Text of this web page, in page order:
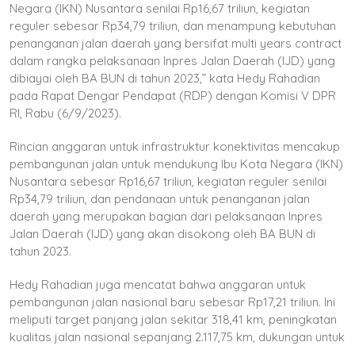
Negara (IKN) Nusantara senilai Rp16,67 triliun, kegiatan
reguler sebesar Rp34,79 triliun, dan menampung kebutuhan
penanganan jalan daerah yang bersifat multi years contract
dalam rangka pelaksanaan Inpres Jalan Daerah (IJD) yang
dibiayai oleh BA BUN di tahun 2023,” kata Hedy Rahadian
pada Rapat Dengar Pendapat (RDP) dengan Komisi V DPR
RI, Rabu (6/9/2023).
Rincian anggaran untuk infrastruktur konektivitas mencakup
pembangunan jalan untuk mendukung Ibu Kota Negara (IKN)
Nusantara sebesar Rp16,67 triliun, kegiatan reguler senilai
Rp34,79 triliun, dan pendanaan untuk penanganan jalan
daerah yang merupakan bagian dari pelaksanaan Inpres
Jalan Daerah (IJD) yang akan disokong oleh BA BUN di
tahun 2023.
Hedy Rahadian juga mencatat bahwa anggaran untuk
pembangunan jalan nasional baru sebesar Rp17,21 triliun. Ini
meliputi target panjang jalan sekitar 318,41 km, peningkatan
kualitas jalan nasional sepanjang 2.117,75 km, dukungan untuk